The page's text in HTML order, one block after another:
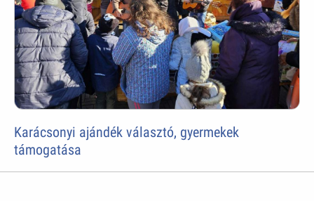
Karácsonyi ajándék választó, gyermekek
támogatása